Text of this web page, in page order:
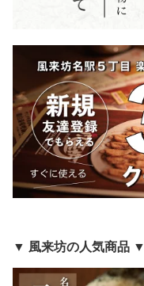
▼ 風来坊の人気商品 ▼